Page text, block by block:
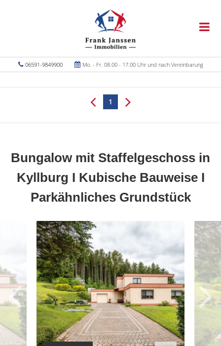
06591-9849900 Mo. - Fr. 08.00 - 17.00 Uhr und nach Vereinbarung
1
Bungalow mit Staffelgeschoss in
Kyllburg I Kubische Bauweise I
Parkähnliches Grundstück